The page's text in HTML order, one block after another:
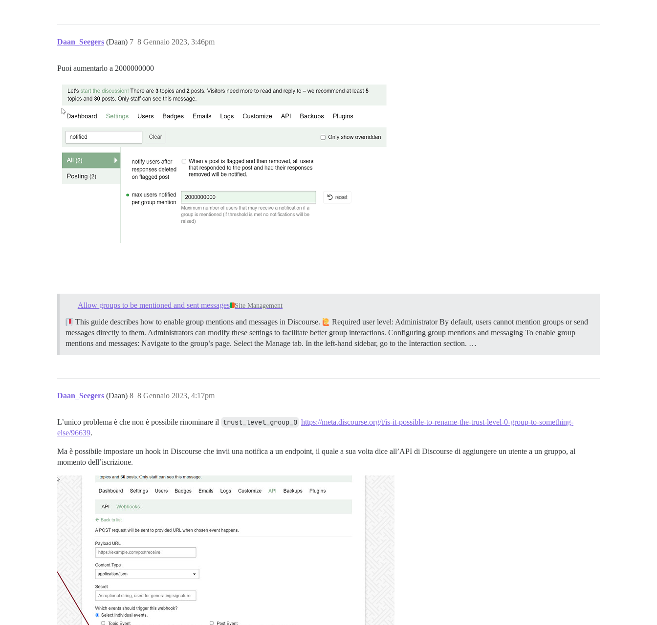
Daan_Seegers (Daan) 8 Gennaio 2023, 3:46pm
7
Puoi aumentarlo a 2000000000
Allow groups to be mentioned and sent messages Site Management
This guide describes how to enable group mentions and messages in Discourse.
Required user level: Administrator By default, users cannot mention groups or send
messages directly to them. Administrators can modify these settings to facilitate better group interactions. Configuring group mentions and messaging To enable group
mentions and messages: Navigate to the group’s page. Select the Manage tab. In the left-hand sidebar, go to the Interaction section. …
Daan_Seegers (Daan) 8 Gennaio 2023, 4:17pm
8
L’unico problema è che non è possibile rinominare il trust_level_group_0 https://meta.discourse.org/t/is-it-possible-to-rename-the-trust-level-0-group-to-something-
else/96639.
Ma è possibile impostare un hook in Discourse che invii una notifica a un endpoint, il quale a sua volta dice all’API di Discourse di aggiungere un utente a un gruppo, al
momento dell’iscrizione.